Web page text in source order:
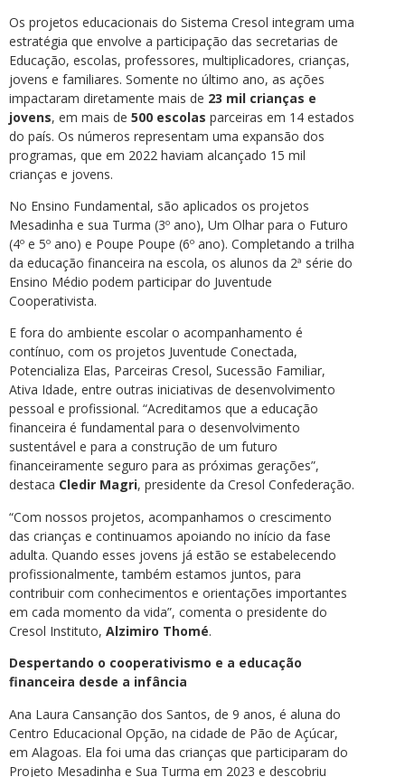
Os projetos educacionais do Sistema Cresol integram uma
estratégia que envolve a participação das secretarias de
Educação, escolas, professores, multiplicadores, crianças,
jovens e familiares. Somente no último ano, as ações
impactaram diretamente mais de 23 mil crianças e
jovens, em mais de 500 escolas parceiras em 14 estados
do país. Os números representam uma expansão dos
programas, que em 2022 haviam alcançado 15 mil
crianças e jovens.
No Ensino Fundamental, são aplicados os projetos
Mesadinha e sua Turma (3º ano), Um Olhar para o Futuro
(4º e 5º ano) e Poupe Poupe (6º ano). Completando a trilha
da educação financeira na escola, os alunos da 2ª série do
Ensino Médio podem participar do Juventude
Cooperativista.
E fora do ambiente escolar o acompanhamento é
contínuo, com os projetos Juventude Conectada,
Potencializa Elas, Parceiras Cresol, Sucessão Familiar,
Ativa Idade, entre outras iniciativas de desenvolvimento
pessoal e profissional. “Acreditamos que a educação
financeira é fundamental para o desenvolvimento
sustentável e para a construção de um futuro
financeiramente seguro para as próximas gerações”,
destaca Cledir Magri, presidente da Cresol Confederação.
“Com nossos projetos, acompanhamos o crescimento
das crianças e continuamos apoiando no início da fase
adulta. Quando esses jovens já estão se estabelecendo
profissionalmente, também estamos juntos, para
contribuir com conhecimentos e orientações importantes
em cada momento da vida”, comenta o presidente do
Cresol Instituto, Alzimiro Thomé.
Despertando o cooperativismo e a educação
financeira desde a infância
Ana Laura Cansanção dos Santos, de 9 anos, é aluna do
Centro Educacional Opção, na cidade de Pão de Açúcar,
em Alagoas. Ela foi uma das crianças que participaram do
Projeto Mesadinha e Sua Turma em 2023 e descobriu